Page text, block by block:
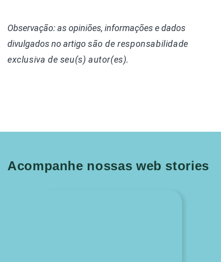
Observação: as opiniões, informações e dados
divulgadosno artigo são de responsabilidade
exclusiva de seu(s) autor(es).
Acompanhe nossas web stories